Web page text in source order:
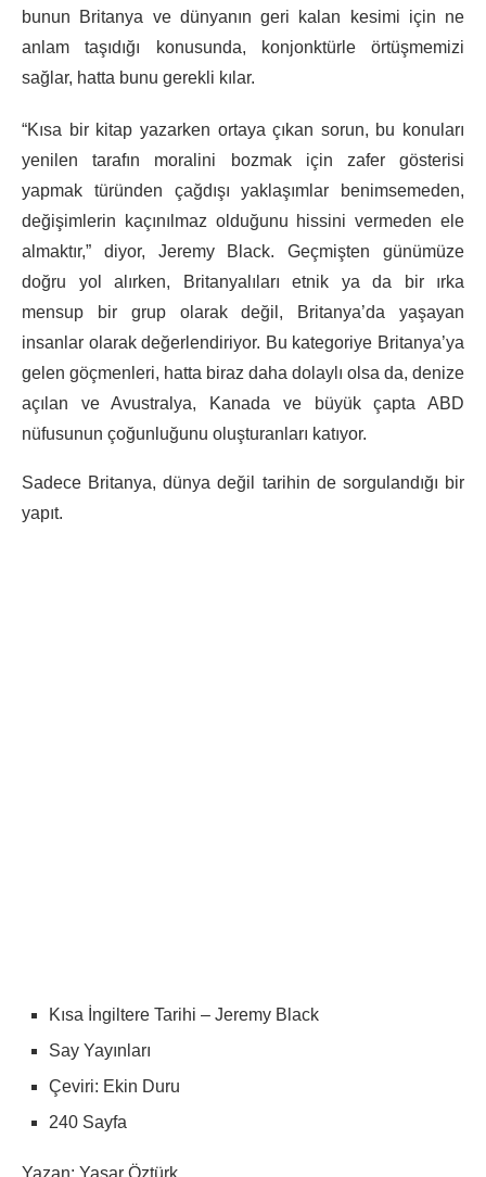
bunun Britanya ve dünyanın geri kalan kesimi için ne
anlam taşıdığı konusunda, konjonktürle örtüşmemizi
sağlar, hatta bunu gerekli kılar.
“Kısa bir kitap yazarken ortaya çıkan sorun, bu konuları
yenilen tarafın moralini bozmak için zafer gösterisi
yapmak türünden çağdışı yaklaşımlar benimsemeden,
değişimlerin kaçınılmaz olduğunu hissini vermeden ele
almaktır,” diyor, Jeremy Black. Geçmişten günümüze
doğru yol alırken, Britanyalıları etnik ya da bir ırka
mensup bir grup olarak değil, Britanya’da yaşayan
insanlar olarak değerlendiriyor. Bu kategoriye Britanya’ya
gelen göçmenleri, hatta biraz daha dolaylı olsa da, denize
açılan ve Avustralya, Kanada ve büyük çapta ABD
nüfusunun çoğunluğunu oluşturanları katıyor.
Sadece Britanya, dünya değil tarihin de sorgulandığı bir
yapıt.
Kısa İngiltere Tarihi – Jeremy Black
Say Yayınları
Çeviri: Ekin Duru
240 Sayfa
Yazan: Yaşar Öztürk